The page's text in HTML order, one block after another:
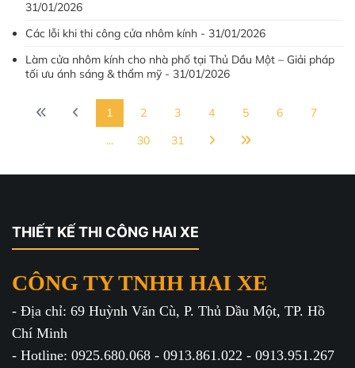
31/01/2026
Các lỗi khi thi công cửa nhôm kính - 31/01/2026
Làm cửa nhôm kính cho nhà phố tại Thủ Dầu Một – Giải pháp
tối ưu ánh sáng & thẩm mỹ - 31/01/2026
1 2 3 4 5 6
7
...
30 31
THIẾT KẾ THI CÔNG HAI XE
CÔNG TY TNHH HAI XE
- Địa chỉ: 69 Huỳnh Văn Cù, P. Thủ Dầu Một, TP. Hồ
Chí Minh
- Hotline: 0925.680.068 - 0913.861.022 - 0913.951.267